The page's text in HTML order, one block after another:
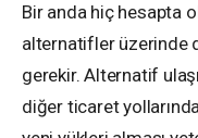
Bir anda hiç hesapta
alternatifler üzerinde
gerekir. Alternatif
diğer ticaret